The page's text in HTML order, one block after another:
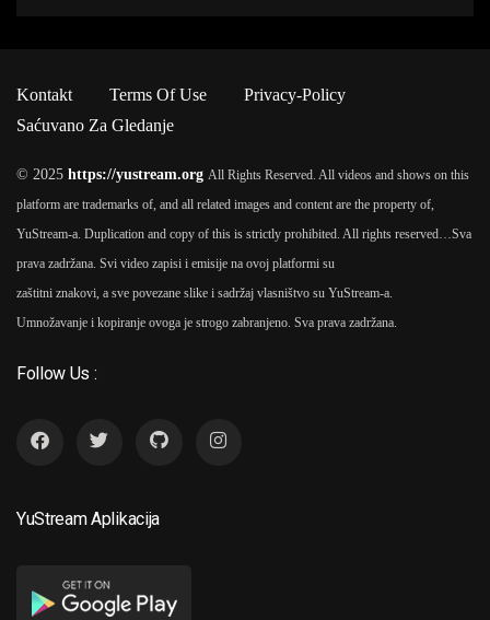
Kontakt Terms Of Use
Privacy-Policy
Saćuvano Za Gledanje
© 2025 https://yustream.org All Rights Reserved. All videos and shows on this
platform are trademarks of, and all related images and content are the property of,
YuStream-a. Duplication and copy of this is strictly prohibited. All rights reserved… Sva
prava zadržana. Svi video zapisi i emisije na ovoj platformi su
zaštitni znakovi, a sve povezane slike i sadržaj vlasništvo su YuStream-a.
Umnožavanje i kopiranje ovoga je strogo zabranjeno. Sva prava zadržana.
Follow Us :
YuStream Aplikacija